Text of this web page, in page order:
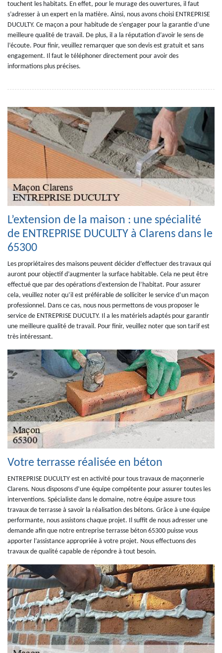
touchent les habitats. En effet, pour le murage des ouvertures, il faut
s’adresser à un expert en la matière. Ainsi, nous avons choisi ENTREPRISE
DUCULTY. Ce maçon a pour habitude de s’engager pour la garantie d’une
meilleure qualité de travail. De plus, il a la réputation d’avoir le sens de
l’écoute. Pour finir, veuillez remarquer que son devis est gratuit et sans
engagement. Il faut le téléphoner directement pour avoir des
informations plus précises.
L’extension de la maison : une spécialité
de ENTREPRISE DUCULTY à Clarens dans le
65300
Les propriétaires des maisons peuvent décider d’effectuer des travaux qui
auront pour objectif d’augmenter la surface habitable. Cela ne peut être
effectué que par des opérations d’extension de l’habitat. Pour assurer
cela, veuillez noter qu’il est préférable de solliciter le service d’un maçon
professionnel. Dans ce cas, nous nous permettons de vous proposer le
service de ENTREPRISE DUCULTY. Il a les matériels adaptés pour garantir
une meilleure qualité de travail. Pour finir, veuillez noter que son tarif est
très intéressant.
Votre terrasse réalisée en béton
ENTREPRISE DUCULTY est en activité pour tous travaux de maçonnerie
Clarens. Nous disposons d’une équipe compétente pour assurer toutes les
interventions. Spécialiste dans le domaine, notre équipe assure tous
travaux de terrasse à savoir la réalisation des bétons. Grâce à une équipe
performante, nous assistons chaque projet. Il suffit de nous adresser une
demande afin que notre entreprise terrasse béton 65300 puisse vous
apporter l’assistance appropriée à votre projet. Nous effectuons des
travaux de qualité capable de répondre à tout besoin.